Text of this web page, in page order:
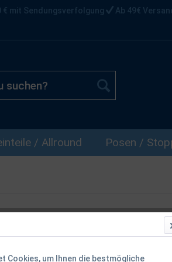
€ mit Sendungsverfolgung Ab 49€
/ Allround Posen /
Spro FINE
20cm
Cookies, um Ihnen die bestmögliche